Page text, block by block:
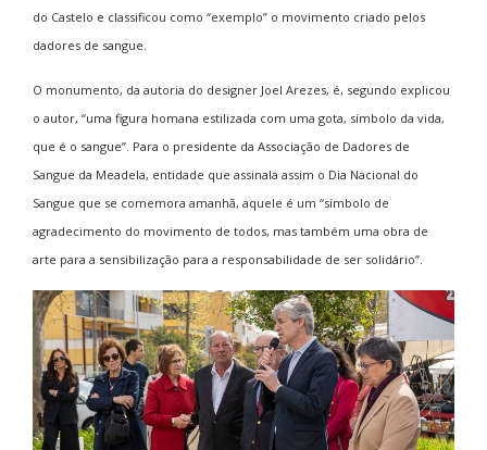
do Castelo e classificou como “exemplo” o movimento criado pelos
dadores de sangue.
O monumento, da autoria do designer Joel Arezes, é, segundo explicou
o autor, “uma figura homana estilizada com uma gota, símbolo da vida,
que é o sangue”. Para o presidente da Associação de Dadores de
Sangue da Meadela, entidade que assinala assim o Dia Nacional do
Sangue que se comemora amanhã, aquele é um “símbolo de
agradecimento do movimento de todos, mas também uma obra de
arte para a sensibilização para a responsabilidade de ser solidário”.